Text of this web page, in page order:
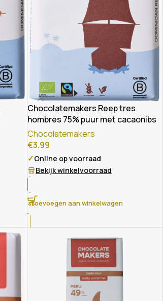
Chocolatemakers Reep tres
hombres 75% puur met cacaonibs
bio
Chocolatemakers
€3.99
✓Online op voorraad
Bekijk winkelvoorraad
Toevoegen aan winkelwagen